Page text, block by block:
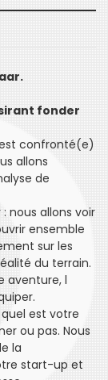
fonder
confronté(e)
allons
de
nous allons voir
ensemble
sur les
du terrain.
aventure, l
est votre
ou pas. Nous
la
start-up et